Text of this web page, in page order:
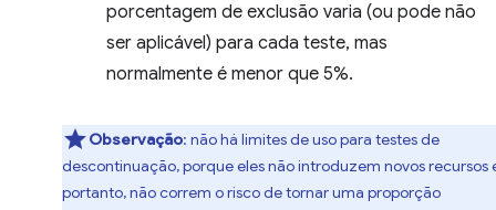
porcentagem de exclusão varia (ou pode não
ser aplicável) para cada teste, mas
normalmente é menor que 5%.
Observação: não há limites de uso para testes de
descontinuação, porque eles não introduzem novos recursos
portanto, não correm o risco de tornar uma proporção